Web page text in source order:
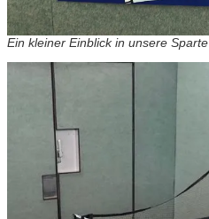
Ein kleiner Einblick in unsere Sparte